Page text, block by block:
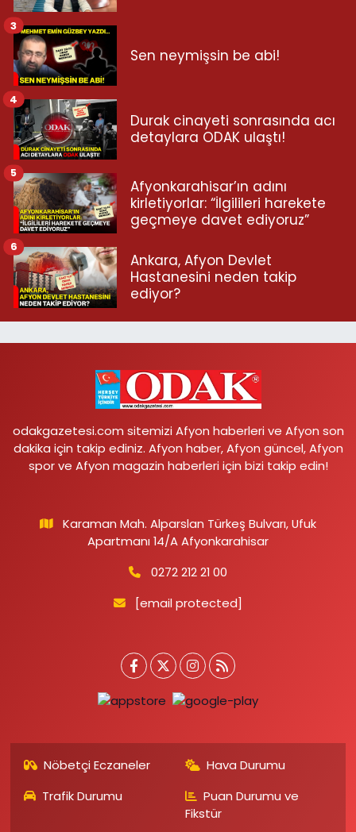
Sen neymişsin be abi!
3
Durak cinayeti sonrasında acı
detaylara ODAK ulaştı!
4
Afyonkarahisar’ın adını
kirletiyorlar: “İlgilileri harekete
geçmeye davet ediyoruz”
5
Ankara, Afyon Devlet
Hastanesini neden takip
ediyor?
6
odakgazetesi.com sitemizi Afyon haberleri ve Afyon son
dakika için takip ediniz. Afyon haber, Afyon güncel, Afyon
spor ve Afyon magazin haberleri için bizi takip edin!
Karaman Mah. Alparslan Türkeş Bulvarı, Ufuk
Apartmanı 14/A Afyonkarahisar
0272 212 21 00
[email protected]
Nöbetçi Eczaneler
Hava Durumu
Trafik Durumu
Puan Durumu ve
Fikstür